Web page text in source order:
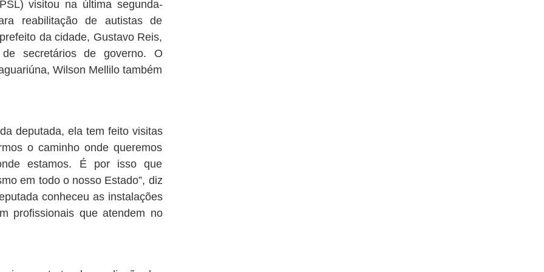
visitou na última segunda-
reabilitação de autistas de
da cidade, Gustavo Reis,
secretários de governo. O
Wilson Mellilo também
deputada, ela tem feito visitas
o caminho onde queremos
estamos. É por isso que
em todo o nosso Estado”, diz
conheceu as instalações
profissionais que atendem no